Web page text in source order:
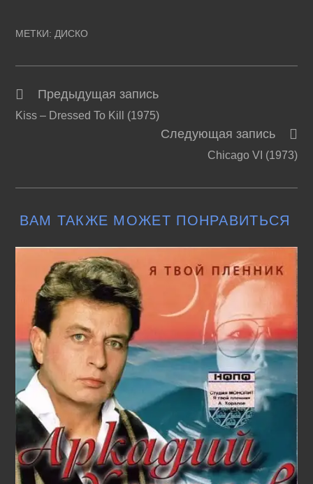
МЕТКИ:ДИСКО
Читать
далее
Предыдущая запись
Kiss – Dressed To Kill (1975)
Следующая запись
Chicago VI (1973)
ВАМ ТАКЖЕ МОЖЕТ ПОНРАВИТЬСЯ